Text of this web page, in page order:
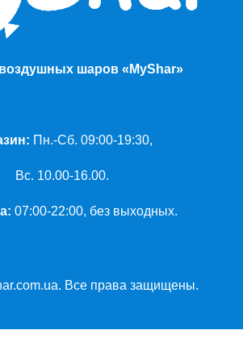
шаров «MyShar»
Пн.-Сб. 09:00-19:30,
Вс. 10.00-16.00.
07:00-22:00, без выходных.
Все права защищены.